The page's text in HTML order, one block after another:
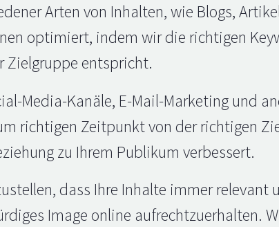
Arten von Inhalten, wie Blogs,
optimiert, indem wir die richtigen
Zielgruppe entspricht.
Media-Kanäle, E-Mail-Marketing und
richtigen Zeitpunkt von der richtigen
zu Ihrem Publikum verbessert.
dass Ihre Inhalte immer relevant
Image online aufrechtzuerhalten.